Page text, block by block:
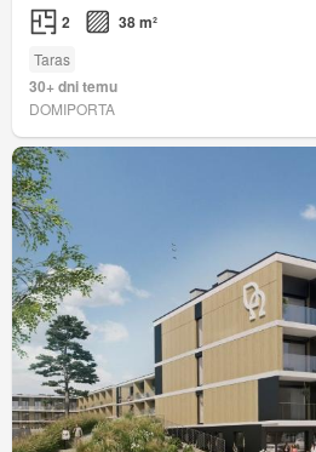
2 38 m²
Taras
30+ dni temu
DOMIPORTA